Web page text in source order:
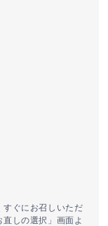
すぐにお召しいただ
しの選択」画面よ